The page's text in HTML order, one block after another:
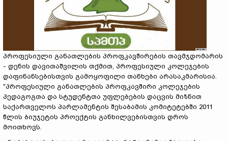
პროფესიული განათლების პროფკავშირების თავმჯდომარის
- დენის დავითაშვილის თქმით, პროფესიული კოლეჯების
დაფინანსებისთვის გამოყოფილი თანხები არასაკმარისია.
"პროფესიული განათლების პროფკავშირი კოლეჯების
პედაგოგთა და სტუდენტთა უფლებების დაცვის მიზნით
საქართველოს პარლამენტის შესაბამის კომიტეტებში 2011
წლის ბიუჯეტის პროექტის განხილვებისთვის დროს
მოითხოვს.